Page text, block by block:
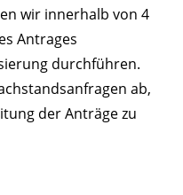
wir innerhalb von 4
Antrages
durchführen.
ab,
der Anträge zu